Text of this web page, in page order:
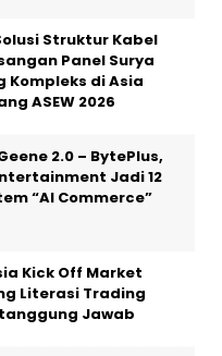
Struktur Kabel
Panel Surya
Kompleks di Asia
ASEW 2026
2.0 – BytePlus,
Jadi 12
“AI Commerce”
Kick Off Market
Literasi Trading
Jawab